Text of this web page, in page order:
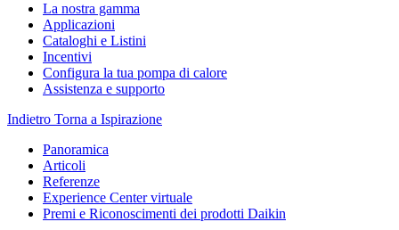
La nostra gamma
Applicazioni
Cataloghi e Listini
Incentivi
Configura la tua pompa di calore
Assistenza e supporto
Indietro Torna a Ispirazione
Panoramica
Articoli
Referenze
Experience Center virtuale
Premi e Riconoscimenti dei prodotti Daikin